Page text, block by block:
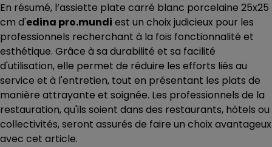
En résumé, l’assiette plate carré blanc porcelaine 25x25
cm d'edina pro.mundi est un choix judicieux pour les
professionnels recherchant à la fois fonctionnalité et
esthétique. Grâce à sa durabilité et sa facilité
d'utilisation, elle permet de réduire les efforts liés au
service et à l'entretien, tout en présentant les plats de
manière attrayante et soignée. Les professionnels de la
restauration, qu'ils soient dans des restaurants, hôtels ou
collectivités, seront assurés de faire un choix avantageux
avec cet article.